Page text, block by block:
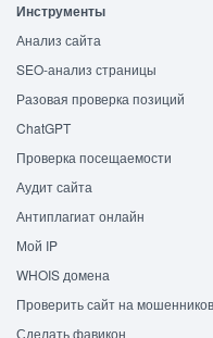
Инструменты
Анализ сайта
SEO-анализ страницы
Разовая проверка позиций
ChatGPT
Проверка посещаемости
Аудит сайта
Антиплагиат онлайн
Мой IP
WHOIS домена
Проверить сайт на мошенников
Сделать фавикон